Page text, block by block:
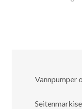
Vannpumper